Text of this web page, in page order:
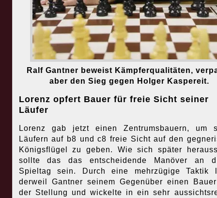
Ralf Gantner beweist Kämpferqualitäten,
aber den Sieg gegen Holger Kaspereit.
Lorenz opfert Bauer für freie Sicht seiner
Läufer
Lorenz gab jetzt einen Zentrumsbauern, um
Läufern auf b8 und c8 freie Sicht auf den
Königsflügel zu geben. Wie sich später
sollte das das entscheidende Manöver an
Spieltag sein. Durch eine mehrzügige Taktik
derweil Gantner seinem Gegenüber einen
der Stellung und wickelte in ein sehr